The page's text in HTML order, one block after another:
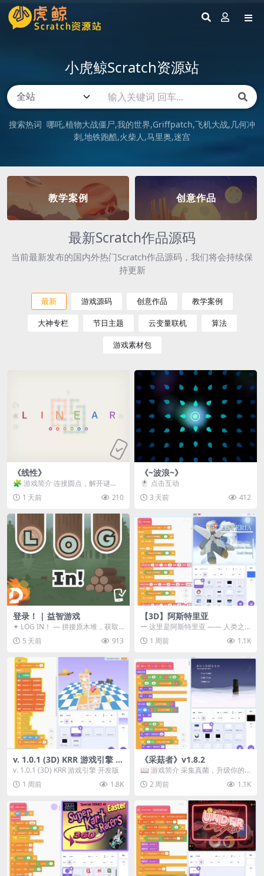
小虎鲸Scratch资源站
搜索热词 哪吒 植物大战僵尸 我的世界 Griffpatch 飞机大战 几何冲
刺 地铁跑酷 火柴人 马里奥 迷宫
教学案例 创意作品
最新Scratch作品源码
当前最新发布的国内外热门Scratch作品源码，我们将会持续保
持更新
最新 游戏源码 创意作品 教学案例
大神专栏 节日主题 云变量联机 算法
游戏素材包
《线性》
🧩 游戏简介 连接圆点，解开谜
题。 ⚠️ 重要提示 所有关卡均可通
关，请确保使用...
1 天前 210
《~波浪~》
🖱️ 点击互动
3 天前
412
登录！ | 益智游戏
✦ LOG IN！ — 拼接原木堆，获取
分数！ ᑕ☲◎ ᑕ☲◎ ᑕ☲◎ ᑕ☲◎ ...
5 天前 913
【3D】阿斯特里亚
ー 这里是阿斯特里亚 —— 人类之
罪与未来希望交汇之地 📖 游戏简
介 《阿斯特里...
1 周前 1.1K
v. 1.0.1 (3D) KRR 游戏引擎 开
发版
v. 1.0.1 (3D) KRR 游戏引擎 开发版
1 周前
1.8K
《采菇者》v1.8.2
📖 游戏简介 采集真菌，升级你的
机体，并前往未知领域探索。 这是
一款静谧的探索冒...
2 周前 1.1K